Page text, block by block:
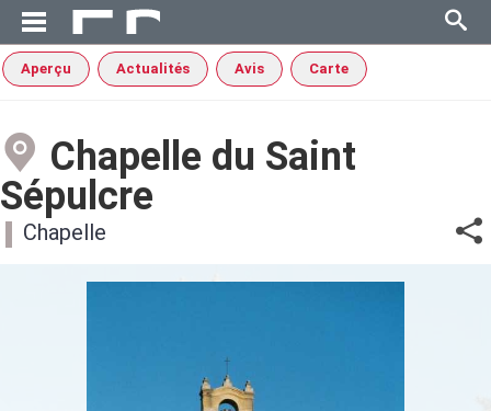
Aperçu Actualités Avis Carte
Chapelle du Saint
Sépulcre
Chapelle